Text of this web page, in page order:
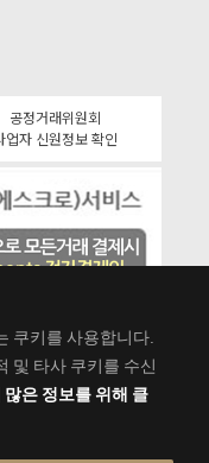
공정거래위원회
업자 신원정보 확인